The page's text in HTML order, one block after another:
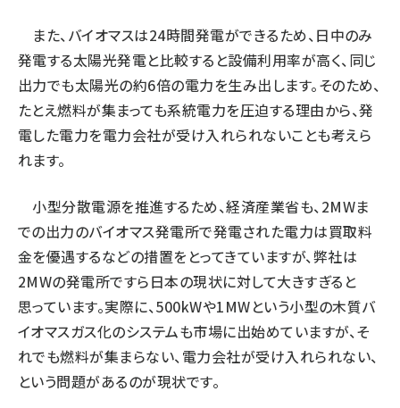
また、バイオマスは24時間発電ができるため、日中のみ
発電する太陽光発電と比較すると設備利用率が高く、同じ
出力でも太陽光の約6倍の電力を生み出します。そのため、
たとえ燃料が集まっても系統電力を圧迫する理由から、発
電した電力を電力会社が受け入れられないことも考えら
れます。
小型分散電源を推進するため、経済産業省も、2MWま
での出力のバイオマス発電所で発電された電力は買取料
金を優遇するなどの措置をとってきていますが、弊社は
2MWの発電所ですら日本の現状に対して大きすぎると
思っています。実際に、500kWや1MWという小型の木質バ
イオマスガス化のシステムも市場に出始めていますが、そ
れでも燃料が集まらない、電力会社が受け入れられない、
という問題があるのが現状です。